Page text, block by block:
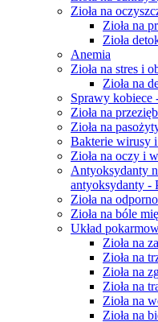
Zioła na
Zioła na
Zioła
Anemia
Zioła na stres i
Zioła na
Sprawy kobiece
Zioła na
Zioła na
Bakterie wirusy
Zioła na oczy i
Antyoksydanty
antyoksydanty -
Zioła na
Zioła na bóle
Układ
Zioła na
Zioła na
Zioła na
Zioła na
Zioła na
Zioła na